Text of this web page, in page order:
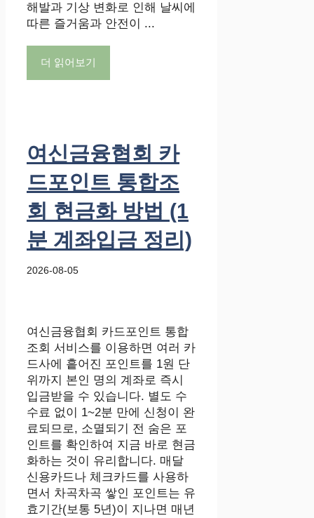
해발과 기상 변화로 인해 날씨에
따른 즐거움과 안전이 ...
더 읽어보기
여신금융협회 카
드포인트 통합조
회 현금화 방법 (1
분 계좌입금 정리)
2026-08-05
여신금융협회 카드포인트 통합
조회 서비스를 이용하면 여러 카
드사에 흩어진 포인트를 1원 단
위까지 본인 명의 계좌로 즉시
입금받을 수 있습니다. 별도 수
수료 없이 1~2분 만에 신청이 완
료되므로, 소멸되기 전 숨은 포
인트를 확인하여 지금 바로 현금
화하는 것이 유리합니다. 매달
신용카드나 체크카드를 사용하
면서 차곡차곡 쌓인 포인트는 유
효기간(보통 5년)이 지나면 매년